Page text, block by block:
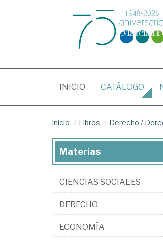
INICIO (CURRENT)
CATÁLOGO
Inicio Libros Derecho /
Materias
CIENCIAS SOCIALES
DERECHO
ECONOMÍA